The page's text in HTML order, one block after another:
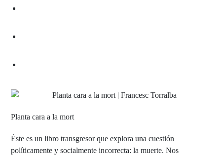
Planta cara a la mort
Éste es un libro transgresor que explora una cuestión
políticamente y socialmente incorrecta: la muerte. Nos